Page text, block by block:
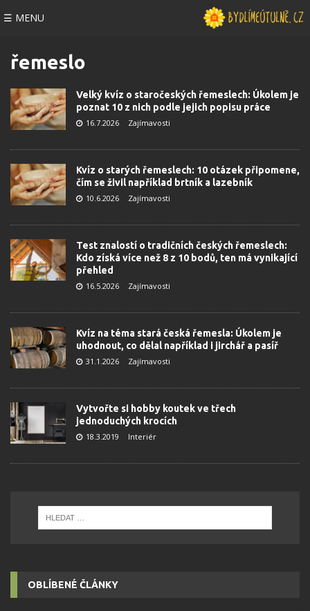
☰ MENU
řemeslo
Velký kvíz o staročeských řemeslech: Úkolem je
poznat 10 z nich podle jejich popisu práce
16.7.2026 Zajímavosti
Kvíz o starých řemeslech: 10 otázek připomene,
čím se živil například brtník a lazebník
10.6.2026 Zajímavosti
Test znalostí o tradičních českých řemeslech:
Kdo získá více než 8 z 10 bodů, ten má vynikající
přehled
16.5.2026 Zajímavosti
Kvíz na téma stará česká řemesla: Úkolem je
uhodnout, co dělal například i jirchář a pasíř
31.1.2026 Zajímavosti
Vytvořte si hobby koutek ve třech
jednoduchých krocích
18.3.2019 Interiér
OBLÍBENÉ ČLÁNKY